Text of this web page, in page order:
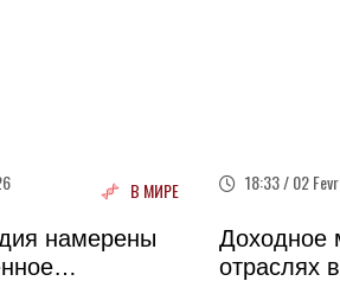
В МИРЕ
намерены
18:33 / 02
Доходное
отраслях